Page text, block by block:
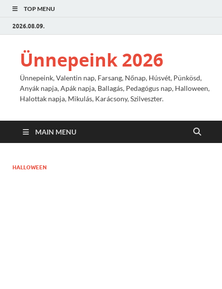
TOP MENU
2026.08.09.
Ünnepeink 2026
Ünnepeink, Valentin nap, Farsang, Nőnap, Húsvét, Pünkösd,
Anyák napja, Apák napja, Ballagás, Pedagógus nap, Halloween,
Halottak napja, Mikulás, Karácsony, Szilveszter.
MAIN MENU
HALLOWEEN